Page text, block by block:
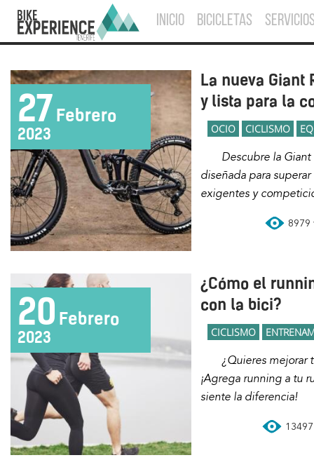
INICIO BICICLETAS
27 Febrero
2023
La nueva Giant
y lista para la
OCIO CICLISMO
Descubre la Giant Reign 2023, una bici
diseñada para
exigentes y
8979
20 Febrero
2023
¿Cómo el
con la bici?
CICLISMO
¿Quieres mejorar tu rendimiento en la bicicleta?
¡Agrega running a tu
siente la diferencia!